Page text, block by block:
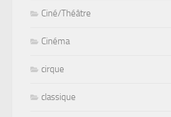
Ciné/Théâtre
Cinéma
cirque
classique